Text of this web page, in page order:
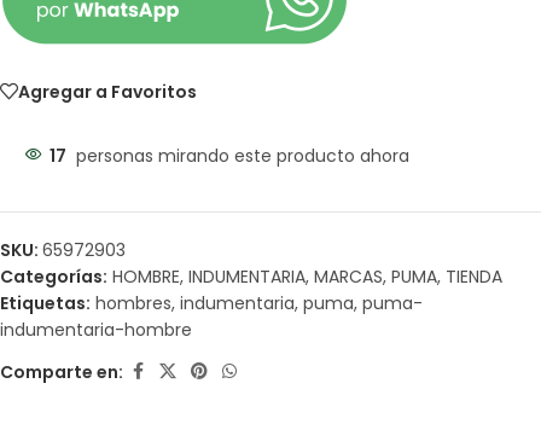
Agregar a Favoritos
17 personas mirando este producto ahora
SKU: 65972903
Categorías: HOMBRE, INDUMENTARIA, MARCAS, PUMA, TIENDA
Etiquetas: hombres, indumentaria, puma, puma-
indumentaria-hombre
Comparte en: